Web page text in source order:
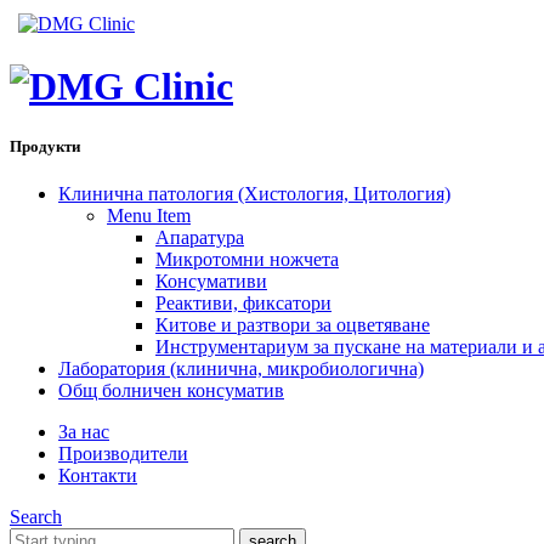
Продукти
Клинична патология (Хистология, Цитология)
Menu Item
Апаратура
Микротомни ножчета
Консумативи
Реактиви, фиксатори
Китове и разтвори за оцветяване
Инструментариум за пускане на материали и
Лаборатория (клинична, микробиологична)
Общ болничен консуматив
За нас
Производители
Контакти
Search
What